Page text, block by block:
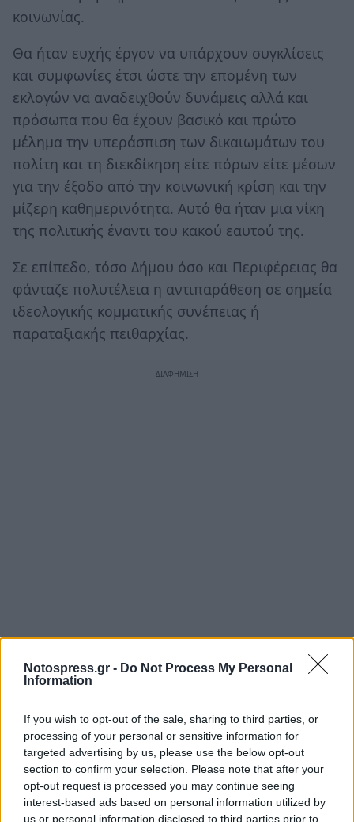
Notospress.gr - Do Not Process My Personal
Information
If you wish to opt-out of the sale, sharing to third parties, or
processing of your personal or sensitive information for
targeted advertising by us, please use the below opt-out
section to confirm your selection. Please note that after your
opt-out request is processed you may continue seeing
interest-based ads based on personal information utilized by
us or personal information disclosed to third parties prior to
κοινωνίας.
Θα ήταν ευχής έργον να υπάρχουν συγκλίσεις
και συμφωνίες έτσι ώστε την επομένη των
εκλογών να αναδειχθούν δυνάμεις αλλά και
πρόσωπα που θα έχουν βασικό και πρώτο
μέλημα την υπεράσπιση των δικαιωμάτων του
πολίτη και τη διεκδίκηση είτε πόρων είτε μέσων
για την έξοδο από την κοινωνική κρίση και την
μίζερη καθημερινότητα. Αυτό θα ήταν μια νίκη
της πολιτικής έναντι του κακού εαυτού της.
Σε επίπεδο, τόσο Δήμου όσο και Περιφέρειας θα
φάνταζε πολυτέλεια η αντιπαράθεση σε σημεία
ιδεολογικής κομματικής συνέπειας ή
παραταξιακής πειθαρχίας.